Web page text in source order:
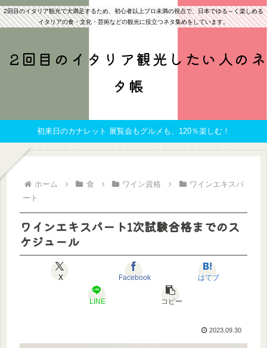
2回目のイタリア観光で大満足するため、初心者以上プロ未満の視点で、日本でゆる～く楽しめる
イタリアの食・文化・芸術などの観光に役立つネタ集めをしています。
2回目のイタリア観光したい人のネ
タ帳
初来日のカナレット 展覧会もグルメも、120％楽しむ！
ホーム 食 ワイン資格
ワインエキスパ
ート
ワインエキスパート1次試験合格までのス
ケジュール
X Facebook はてブ
LINE コピー
2023.09.30